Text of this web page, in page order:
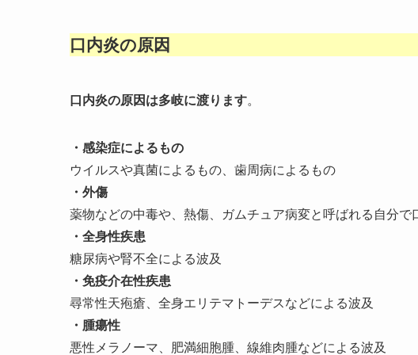
口内炎の原因
口内炎の原因は多岐に渡ります。
・感染症によるもの
ウイルスや真菌によるもの、 歯周病によるもの
・外傷
薬物などの中毒や、熱傷、ガムチュア病変と呼ばれる自分で
・全身性疾患
糖尿病や腎不全による波及
・免疫介在性疾患
尋常性天疱瘡 、全身エリテマトーデスなどによる波及
・腫瘍性
悪性メラノーマ、 肥満細胞腫 、線維肉腫などによる波及